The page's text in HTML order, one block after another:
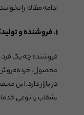
ادامه مقاله را
۱. فروشنده و تولیدکننده محصول
فروشنده چه یک فرد
محصول،
در بازار دارد. این
بشقاب یا نوعی